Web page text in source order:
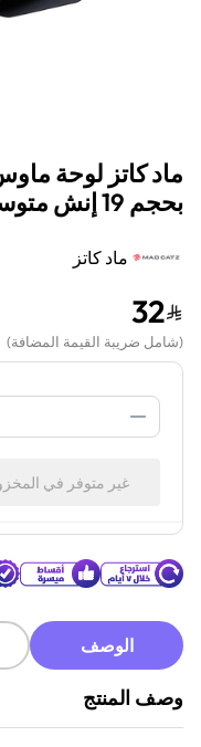
بحجم 19 إنش متوسطة أسود
ماد كاتز
32
(شامل ضريبة القيمة المضافة)
غير متوفر في
الوصف
وصف المنتج